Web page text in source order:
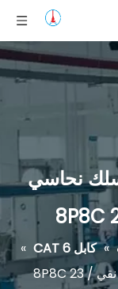
سلك نحاسي
» كابل CAT 6
»
كابل إيثرنت عالي السرعة سلك نحاسي نقي 8P8C 23 /